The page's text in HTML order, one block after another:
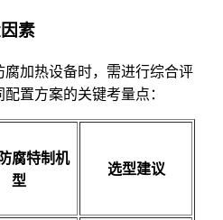
素
加热设备时，需进行综合评
置方案的关键考量点：
腐特制机
型
选型建议